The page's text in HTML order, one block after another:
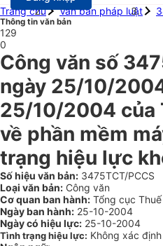
Trang chủ
Văn bản pháp luật
Thông tin văn bản
129
0
Công văn số
ngày 25/10/
25/10/2004 của
về phần mềm
trạng hiệu lực
Số hiệu văn bản: 3475TCT/PCCS
Loại văn bản: Công văn
Cơ quan ban hành: Tổng cục Thuế
Ngày ban hành: 25-10-2004
Ngày có hiệu lực: 25-10-2004
Tình trạng hiệu lực: Không xác định